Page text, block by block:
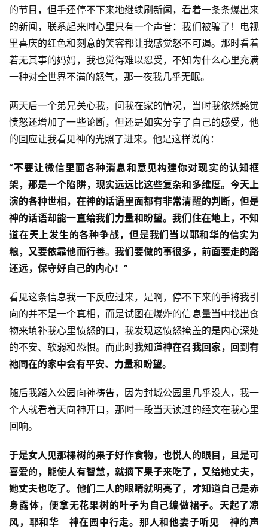
的节目，但手还停不下来地继续刷新闻，看着一条条爆出来
的新闻，联系起来时心里只有一个声音：我们被骗了！电视
里喜庆的红色和刻意的笑容都让我感觉怒不可遏。那时看着
若无其事的妈妈，我也觉得难以忍受，不知为什么心里充满
一种对全世界不满的怒气，那一夜我几乎无眠。
两天后一个弟兄关心我，问我在家的情况，当时我依然感觉
愤怒还增加了一些论断，但还是如实分享了自己的感受，他
的回应让我看见神的光照了进来。他是这样说的：
“不要让微信里面各种消息和意见构建你对现实的认知框
架，那是一个陷阱，现实远远比这些复杂和多维度。今天上
演的各种世相，在神的话语里面都有非常清醒的判断，但是
神的话语却能一直给我们力量和盼望。我们住在地上，不知
道在天上发生的各种争战，但是我们当以耶和华的信实为
粮，又要依靠他而行善。我们要做的事很多，前面要走的路
还远，保守好自己的内心！”
看见这条信息我一下反应过来，是啊，停不下来的手将我引
向的并不是一个真相，而是试图在爆炸的信息量当中找出食
物来填补我心里愤怒的口，我发现这愤怒掩盖的是内心深处
的不安、软弱和恐惧。而此时我知道神在召我回家，回到有
祂同在的家中会有平安、力量和盼望。
随后我踏入公园向神祷告，因为封城公园里几乎没人，我一
个人就看着天向神开口，那时一段当天读过的经文在我心里
回响。
于是女人见那棵树的果子好作食物，也悦人的眼目，且是可
喜爱的，能使人有智慧，就摘下果子来吃了，又给她丈夫，
她丈夫也吃了。他们二人的眼睛就明亮了，才知道自己是赤
身露体，便拿无花果树的叶子为自己编做裙子。天起了凉
风，耶和华　神在园中行走。那人和他妻子听见　神的声